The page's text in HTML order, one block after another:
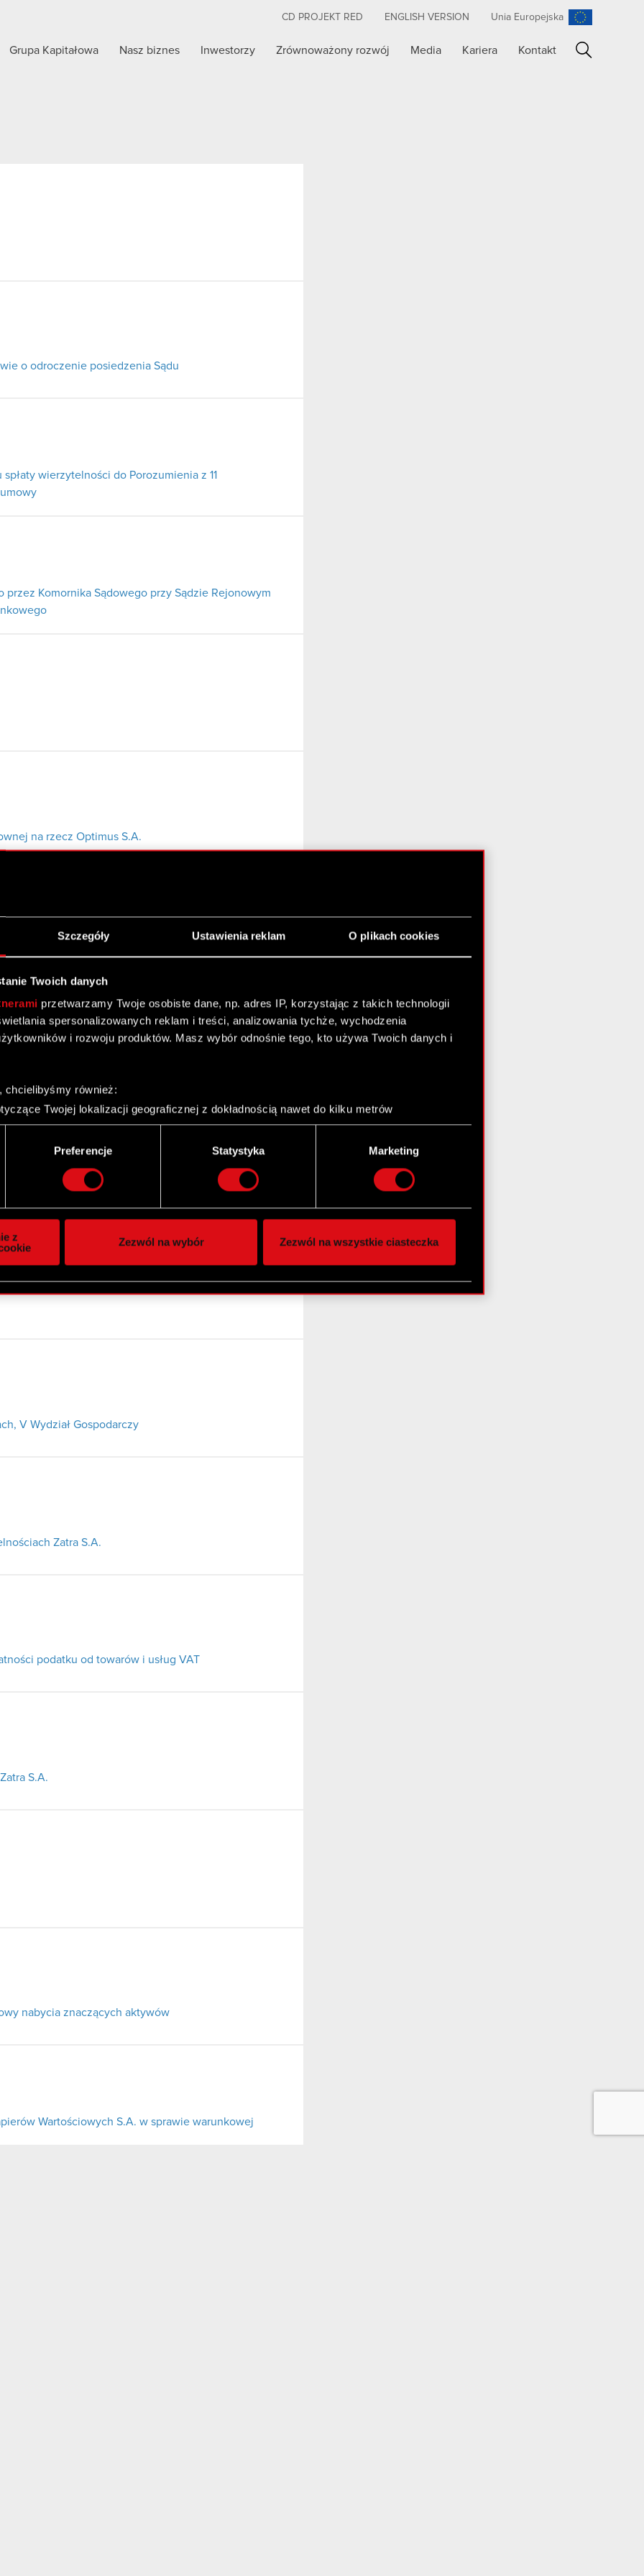
Szczegóły Ustawienia reklam O plikach cookies
Twoich danych
przetwarzamy Twoje osobiste dane, np. adres IP, korzystając z takich technologii
spersonalizowanych reklam i treści, analizowania tychże, wychodzenia
i rozwoju produktów. Masz wybór odnośnie tego, kto używa Twoich danych i
chcielibyśmy również:
Twojej lokalizacji geograficznej z dokładnością nawet do kilku metrów
urządzenie, aktywnie analizując charakteryzującego je zbiory danych (fingerprinting,
tego, jak Twoje osobiste dane są przetwarzane oraz ustaw własne preferencje w
cookie możesz zmienić lub wycofać swoją zgodę w dowolnej chwili.
do spersonalizowania treści i reklam, aby oferować funkcje społecznościowe i
i analitycznym. Partnerzy mogą połączyć te informacje z innymi danymi
podczas korzystania z ich usług. Kontynuując korzystanie z naszej witryny,
cookie.
Preferencje Statystyka Marketing
z
Zezwól na wybór Zezwól na wszystkie ciasteczka
CD PROJEKT RED ENGLISH VERSION Unia Europejska
Grupa Kapitałowa Nasz biznes Inwestorzy Zrównoważony rozwój Media Kariera Kontakt
o odroczenie posiedzenia Sądu
wierzytelności do Porozumienia z 11
Komornika Sądowego przy Sądzie Rejonowym
na rzecz Optimus S.A.
o odroczenie terminów płatności
2008 r.
Akcji Serii C1
Wartościowych S.A. w Warszawie o zapisach na
V Wydział Gospodarczy
Zatra S.A.
podatku od towarów i usług VAT
S.A.
nabycia znaczących aktywów
Wartościowych S.A. w sprawie warunkowej